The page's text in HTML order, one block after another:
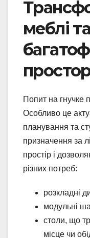
меблі та
Попит на гнучке
Особливо це
планування та
призначення за
простір і
різних потреб:
розкладні
модульні
столи, що
місце чи